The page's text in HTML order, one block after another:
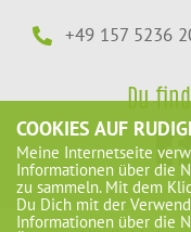
+49 157 5236
Du
COOKIES AUF
Meine Internetseite
Informationen über die
zu sammeln. Mit dem
Du Dich mit der
Informationen über die